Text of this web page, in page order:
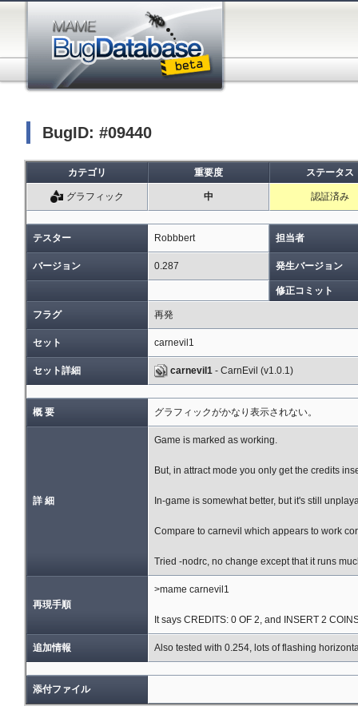
BugID: #09440
カテゴリ 重要度 ステータス
グラフィック 中 認証済み
テスター Robbbert 担当者
バージョン 0.287 発生バージョン
修正コミット
フラグ 再発
セット carnevil1
セット詳細 carnevil1 - CarnEvil (v1.0.1)
概 要 グラフィックがかなり表示されない。
詳 細
Game is marked as working.
But, in attract mode you only get the credits
In-game is somewhat better, but it's still
Compare to carnevil which appears to work
Tried -nodrc, no change except that it runs
再現手順
>mame carnevil1
It says CREDITS: 0 OF 2, and INSERT 2
追加情報 Also tested with 0.254, lots of flashing
添付ファイル